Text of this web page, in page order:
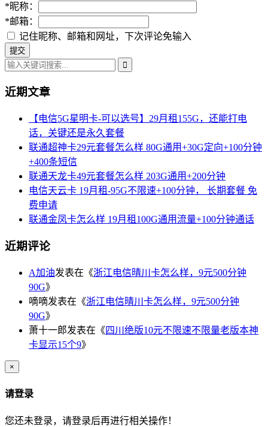
*昵称：
*邮箱：
记住昵称、邮箱和网址，下次评论免输入
近期文章
【电信5G星明卡-可以选号】29月租155G，还能打电
话，关键还是永久套餐
联通超神卡29元套餐怎么样 80G通用+30G定向+100分钟
+400条短信
联通天龙卡49元套餐怎么样 203G通用+200分钟
电信天云卡 19月租-95G不限速+100分钟， 长期套餐 免
费申请
联通金凤卡怎么样 19月租100G通用流量+100分钟通话
近期评论
A加油发表在《浙江电信晴川卡怎么样，9元500分钟
90G》
嘀嘀发表在《浙江电信晴川卡怎么样，9元500分钟
90G》
萧十一郎发表在《四川绝版10元不限速不限量老版本神
卡显示15个9》
×
请登录
您还未登录，请登录后再进行相关操作！